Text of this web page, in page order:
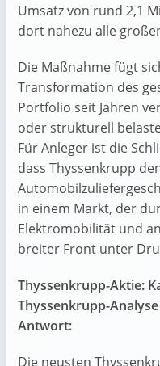
Umsatz von rund 2,1
dort nahezu alle
Die Maßnahme fügt
Transformation des
Portfolio seit Jahren
oder strukturell
Für Anleger ist die
dass Thyssenkrupp
in einem Markt, der
Elektromobilität und
breiter Front unter
Thyssenkrupp-Aktie:
Thyssenkrupp-
Antwort:
Die neusten